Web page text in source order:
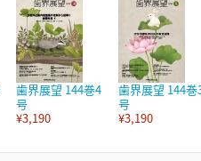
歯界展望 144巻4
号
¥3,190
歯界展望 144巻
号
¥3,190